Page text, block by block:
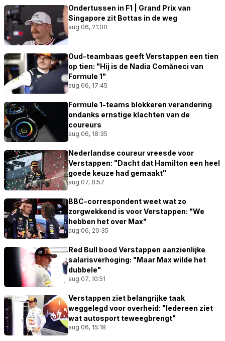
Ondertussen in F1 | Grand Prix van
Singapore zit Bottas in de weg
aug 06, 21:00
Oud-teambaas geeft Verstappen een tien
op tien: "Hij is de Nadia Comăneci van
Formule 1"
aug 06, 17:45
Formule 1-teams blokkeren verandering
ondanks ernstige klachten van de
coureurs
aug 06, 18:35
Nederlandse coureur vreesde voor
Verstappen: "Dacht dat Hamilton een heel
goede keuze had gemaakt"
aug 07, 8:57
BBC-correspondent weet wat zo
zorgwekkend is voor Verstappen: "We
hebben het over Max"
aug 06, 20:35
Red Bull bood Verstappen aanzienlijke
salarisverhoging: "Maar Max wilde het
dubbele"
aug 07, 10:51
Verstappen ziet belangrijke taak
weggelegd voor overheid: "Iedereen ziet
wat autosport teweegbrengt"
aug 06, 15:18